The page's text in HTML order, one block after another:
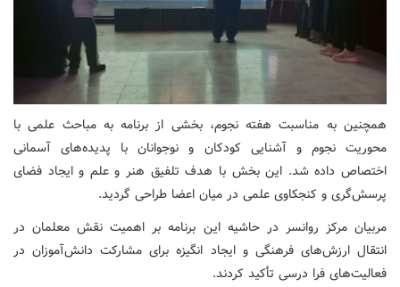
همچنین به مناسبت هفته نجوم، بخشی از برنامه به مباحث علمی با
محوریت نجوم و آشنایی کودکان و نوجوانان با پدیده‌های آسمانی
اختصاص داده شد. این بخش با هدف تلفیق هنر و علم و ایجاد فضای
پرسش‌گری و کنجکاوی علمی در میان اعضا طراحی گردید.
مربیان مرکز روانسر در حاشیه این برنامه بر اهمیت نقش معلمان در
انتقال ارزش‌های فرهنگی و ایجاد انگیزه برای مشارکت دانش‌آموزان در
فعالیت‌های فرا درسی تأکید کردند.